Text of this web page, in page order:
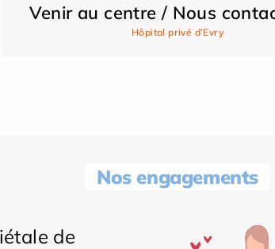
Venir au centre / Nous
Hôpital privé d’Evry
Nos engagements
de